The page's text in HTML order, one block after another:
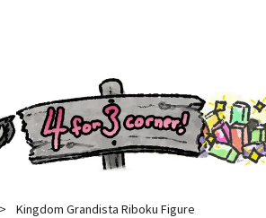
Kingdom Grandista Riboku Figure